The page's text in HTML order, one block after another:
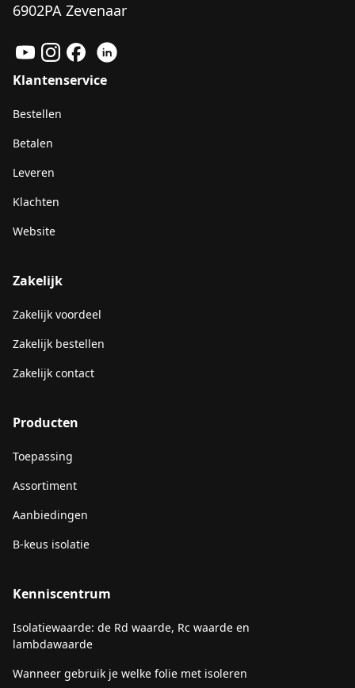
6902PA Zevenaar
Klantenservice
Bestellen
Betalen
Leveren
Klachten
Website
Zakelijk
Zakelijk voordeel
Zakelijk bestellen
Zakelijk contact
Producten
Toepassing
Assortiment
Aanbiedingen
B-keus isolatie
Kenniscentrum
Isolatiewaarde: de Rd waarde, Rc waarde en
lambdawaarde
Wanneer gebruik je welke folie met isoleren